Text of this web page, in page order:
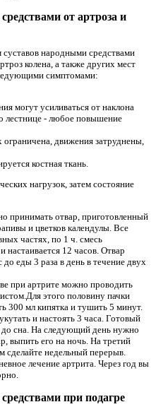
от артроза и
народными средствами
колена, а также других мест
симптомами:
могут усиливаться от наклона
лестнице - любое повышение
движения затруднены,
костная ткань.
нагрузок, затем состояние
принимать отвар, приготовленный
и цветков календулы. Все
частях, по 1 ч. смесь
настаивается 12 часов. Отвар
еды 3 раза в день в течение двух
при артрите можно проводить
этого половину пачки
300 мл кипятка и тушить 5 минут.
и настоять 3 часа. Готовый
до сна. На следующий день нужно
выпить его на ночь. На третий
сделайте недельный перерыв.
лечение артрита. Через год вы
при подагре